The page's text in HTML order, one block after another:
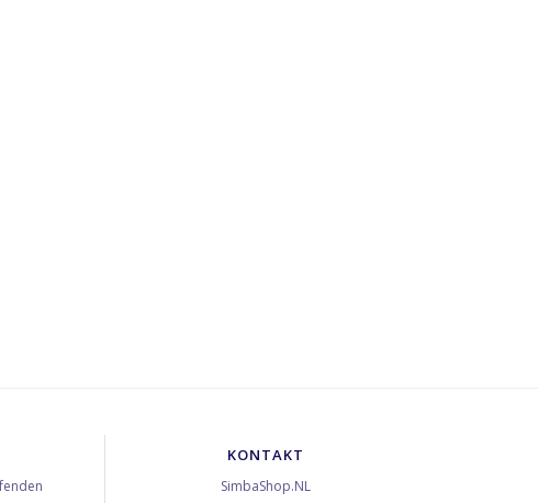
KONTAKT
SimbaShop.NL